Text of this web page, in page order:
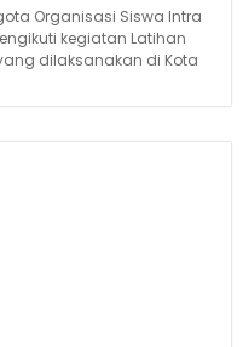
Organisasi Siswa Intra
kegiatan Latihan
dilaksanakan di Kota